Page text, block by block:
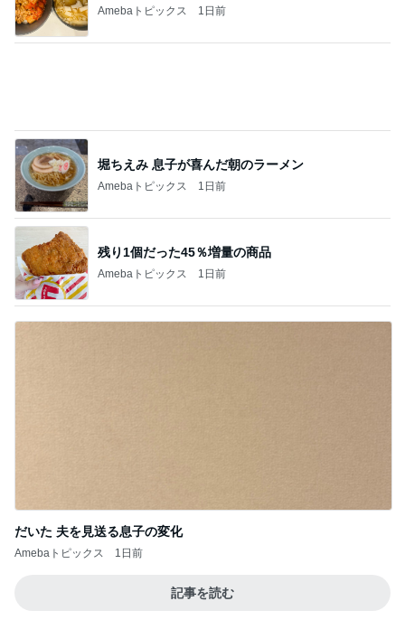
Amebaトピックス 1日前
堀ちえみ 息子が喜んだ朝のラーメン
Amebaトピックス 1日前
残り1個だった45％増量の商品
Amebaトピックス 1日前
だいた 夫を見送る息子の変化
Amebaトピックス 1日前
記事を読む